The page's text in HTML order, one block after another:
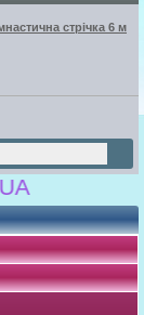
стрічка 6 м